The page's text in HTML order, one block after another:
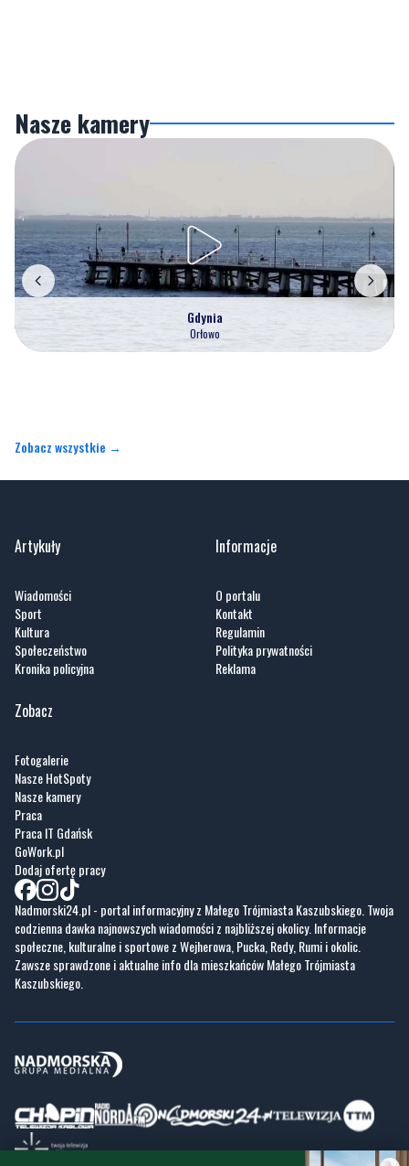
Nasze kamery
Gdynia
Orłowo
Zobacz wszystkie →
Artykuły
Wiadomości
Sport
Kultura
Społeczeństwo
Kronika policyjna
Informacje
O portalu
Kontakt
Regulamin
Polityka prywatności
Reklama
Zobacz
Fotogalerie
Nasze HotSpoty
Nasze kamery
Praca
Praca IT Gdańsk
GoWork.pl
Dodaj ofertę pracy
Nadmorski24.pl - portal informacyjny z Małego Trójmiasta Kaszubskiego. Twoja
codzienna dawka najnowszych wiadomości z najbliższej okolicy. Informacje
społeczne, kulturalne i sportowe z Wejherowa, Pucka, Redy, Rumi i okolic.
Zawsze sprawdzone i aktualne info dla mieszkańców Małego Trójmiasta
Kaszubskiego.